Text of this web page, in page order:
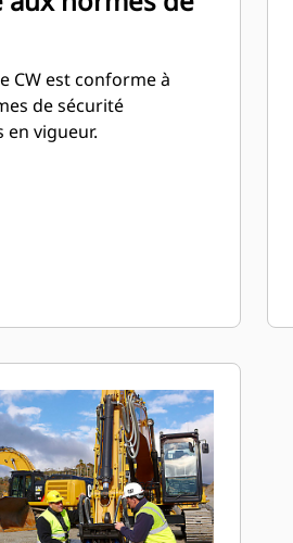
CW est conforme à
de sécurité
vigueur.